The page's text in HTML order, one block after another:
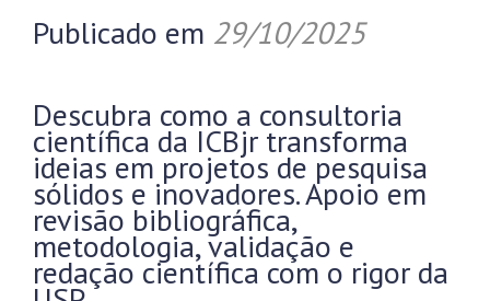
Publicado em 29/10/2025
Descubra como a consultoria
científica da ICBjr transforma
ideias em projetos de pesquisa
sólidos e inovadores. Apoio em
revisão bibliográfica,
metodologia, validação e
redação científica com o rigor da